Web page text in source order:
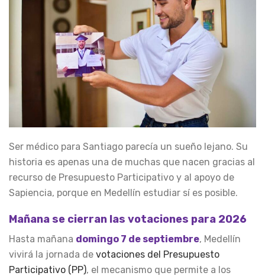
Ser médico para Santiago parecía un sueño lejano. Su
historia es apenas una de muchas que nacen gracias al
recurso de Presupuesto Participativo y al apoyo de
Sapiencia, porque en Medellín estudiar sí es posible.
Mañana se cierran las votaciones para 2026
Hasta mañana domingo 7 de septiembre, Medellín
vivirá la jornada de votaciones del Presupuesto
Participativo (PP), el mecanismo que permite a los